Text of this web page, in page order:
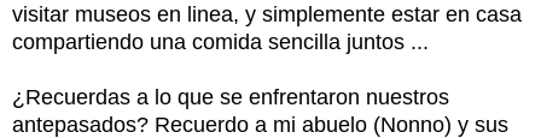
visitar museos en linea, y simplemente estar en casa
compartiendo una comida sencilla juntos ...
¿Recuerdas a lo que se enfrentaron nuestros
antepasados? Recuerdo a mi abuelo (Nonno) y sus